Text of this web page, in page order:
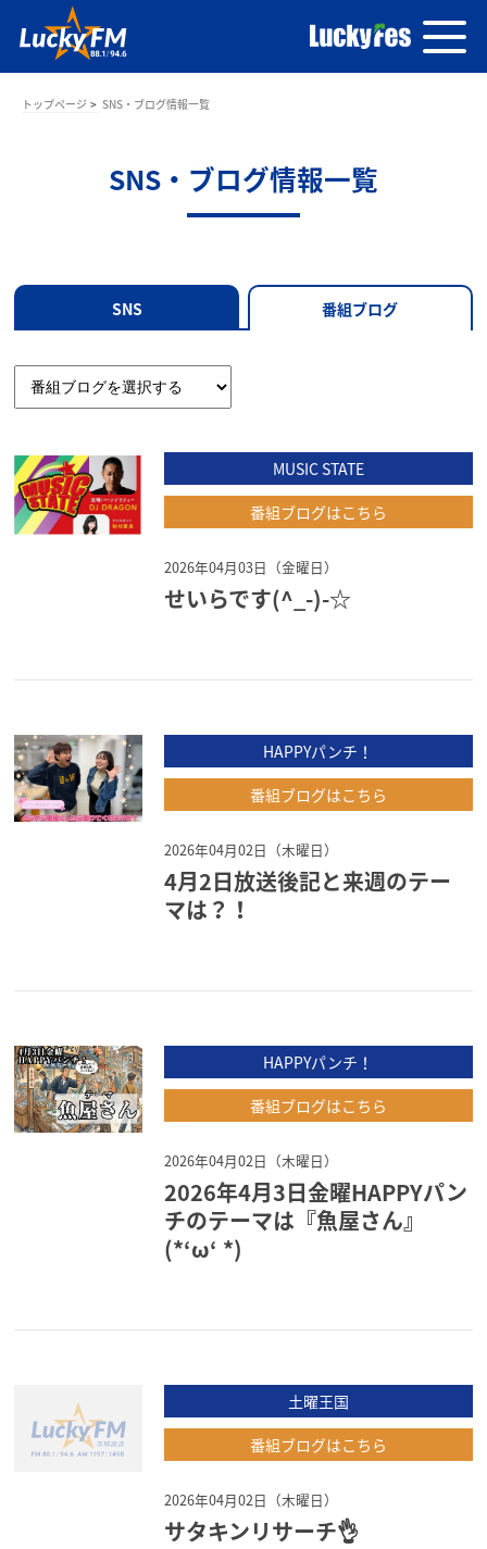
トップページ SNS・ブログ情報一覧
SNS・ブログ情報一覧
SNS 番組ブログ
MUSIC STATE
番組ブログはこちら
2026年04月03日（金曜日）
せいらです(^_-)-☆
HAPPYパンチ！
番組ブログはこちら
2026年04月02日（木曜日）
4月2日放送後記と来週のテー
マは？！
HAPPYパンチ！
番組ブログはこちら
2026年04月02日（木曜日）
2026年4月3日金曜HAPPYパン
チのテーマは『魚屋さん』
(*‘ω‘ *)
土曜王国
番組ブログはこちら
2026年04月02日（木曜日）
サタキンリサーチ👌